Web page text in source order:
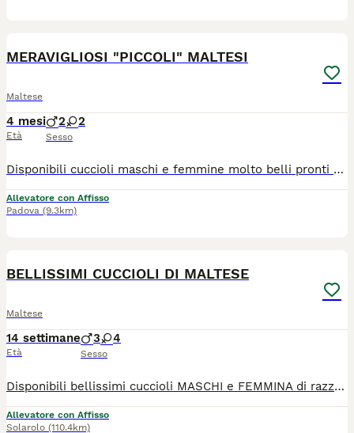
MERAVIGLIOSI "PICCOLI" MALTESI
Maltese
4 mesi
Età
2 2
Sesso
Disponibili cuccioli maschi e femmine molto belli pronti alla consegna alla nuova famiglia. I cuccioli che noi proponiamo sono tutti nati rigorosamente presso il nostro allevamento riconosciuto ENCI e FCI di cui sono visibili i genitori. I cani vengono consegnati dopo i 3 mesi di età con: ✔️ Pedigree ENCI e documentazione sanitaria completa ✔️Microchip inserito, quindi già iscritto all'anagrafe canina ✔️ Ciclo di vaccinazioni completo ✔️ Sverminazione ✔️ Libretto sanitario ✔️ Abituati a fare i bisogni sulla traversina assorbente ✔️Mangiano crocchette secche 📍 Vieni a conoscerci 👉 Noi siamo l’Allevamento della Famiglia Contarini e ci troviamo a Solarolo in Emilia Romagna... molto vicino a Imola! 🏡 Visite in allevamento tutti i giorni PREVIO APPUNTAMENTO TELEFONICO! 🚚 CONSEGNE in tutta Italia. 💳 Possibilità di pagamento a rate. Contattaci per maggiori informazioni! 📞 TEL. 3 3 8 6 3 0 3 1 0 8 (Se il numero non è visibile, clicca in alto a destra su “Mostra numero”) 🌐 SITO www.canimaltesi.it 📸 INSTAGRAM: @allevamentofamigliacontarini
Allevatore con Affisso
Padova (9.3km)
BELLISSIMI CUCCIOLI DI MALTESE
Maltese
14 settimane
Età
3 4
Sesso
Disponibili bellissimi cuccioli MASCHI e FEMMINA di razza Maltese. I nostri cuccioli sono nati presso il nostro allevamento riconosciuto ENCI e FCI in ambiente sano e curato. In allevamento dove potrete anche vedere e conoscere i genitori. Ogni cucciolo viene consegnato dai 3 mesi di età con: ✔️ Pedigree ENCI (fondamentale per certificare la razza, l'allevatore e garantire che non siano consanguinei) ✔️Microchip inserito, quindi già iscritto all'anagrafe canina ✔️Vaccinazioni complete ✔️Sverminazione effettuata ✔️ Libretto sanitario ✔️Abituati a fare i bisogni sulla traversina assorbente ✔️ Mangiano crocchette secche 📍 Vieni a conoscerci 👉 Noi siamo l’Allevamento della Famiglia Contarini e ci troviamo a Solarolo in Emilia Romagna... molto vicino a Imola! 🏡 Visite in allevamento tutti i giorni PREVIO APPUNTAMENTO TELEFONICO! 🚚 CONSEGNE in tutta Italia. 💳 Possibilità di pagamento in piccole COMODE RATE. Contattaci per maggiori informazioni! 📞 TEL. 3 3 8 6 3 0 3 1 0 8 (Se il numero non è visibile, clicca in alto a destra su “Mostra numero”) 🌐 SITO www.canimaltesi.it 📸 INSTAGRAM: @allevamentofamigliacontarini
Allevatore con Affisso
Solarolo (110.4km)